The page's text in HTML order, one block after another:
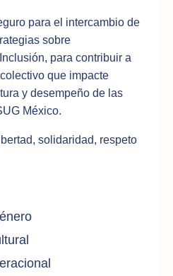
para el intercambio de
sobre
para contribuir a
que impacte
y desempeño de las
México.
solidaridad, respeto